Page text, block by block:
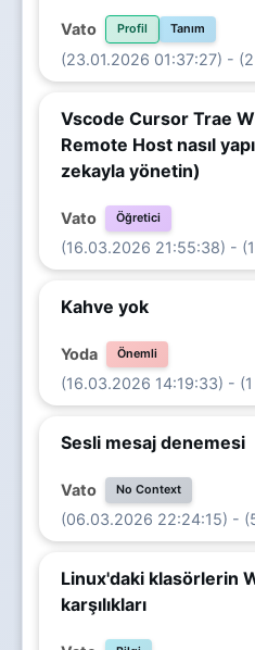
Vato Profil Tanım
(23.01.2026 01:37:27) -
Vscode Cursor Trae
Remote Host nasıl
zekayla yönetin)
Vato Öğretici
(16.03.2026 21:55:38) -
Kahve yok
Yoda Önemli
(16.03.2026 14:19:33) -
Sesli mesaj denemesi
Vato No Context
(06.03.2026 22:24:15) -
Linux'daki klasörlerin
karşılıkları